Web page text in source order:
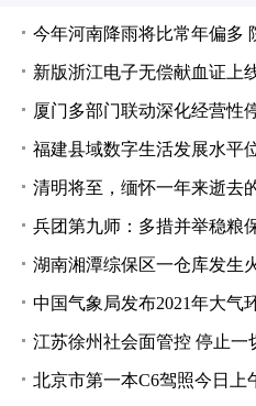
今年河南降雨将比常年偏多 院士专家齐
新版浙江电子无偿献血证上
厦门多部门联动深化经营性停
福建县域数字生活发展水平位居全国第
清明将至，缅怀一年来逝去
兵团第九师：多措并举稳粮保
湖南湘潭综保区一仓库发生
中国气象局发布2021年大气环境
江苏徐州社会面管控 停止一
北京市第一本C6驾照今日上